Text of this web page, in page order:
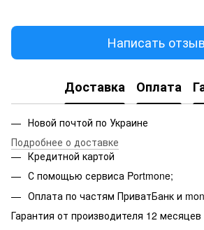
Написать отзыв
Доставка Оплата
Новой почтой по Украине
Подробнее о доставке
Кредитной картой
С помощью сервиса Portmone;
Оплата по частям ПриватБанк и
Гарантия от производителя 12 месяцев